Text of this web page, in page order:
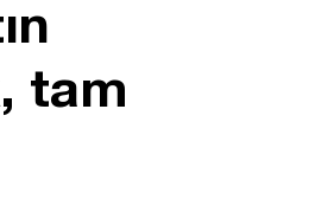
tam